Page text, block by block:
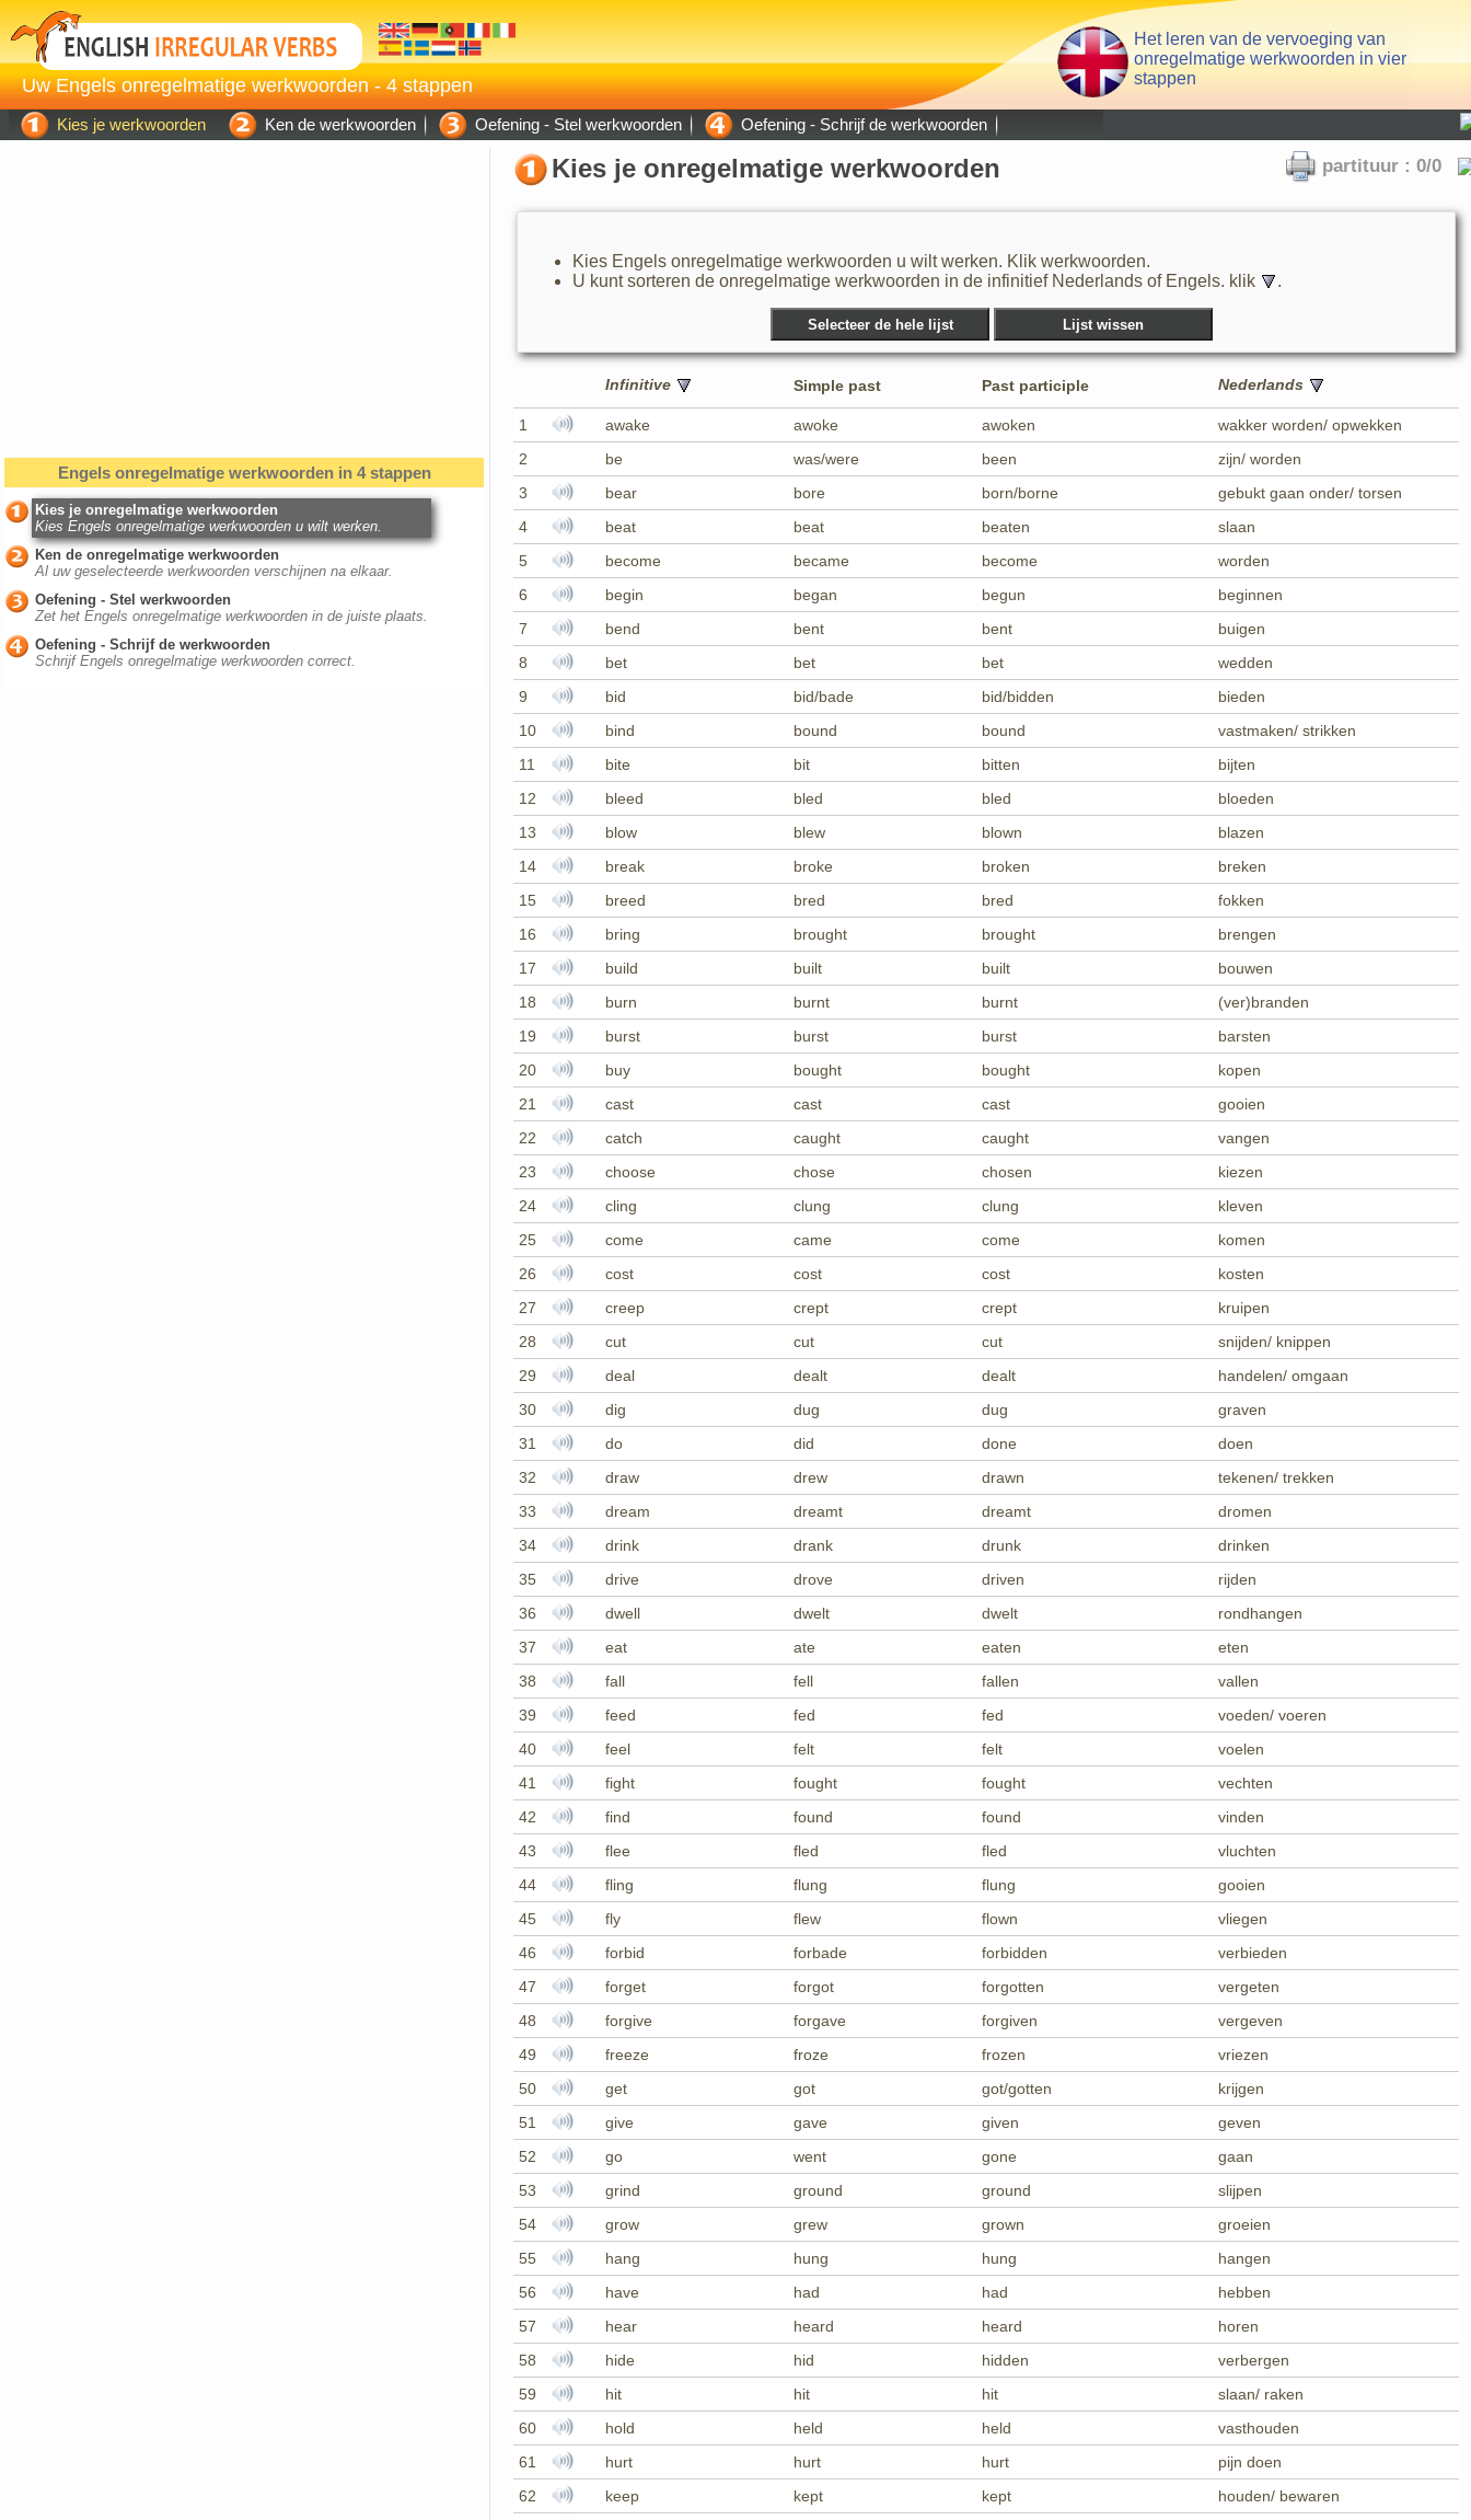
Het leren van de vervoeging van
onregelmatige werkwoorden in vier
stappen
Uw Engels onregelmatige werkwoorden - 4 stappen
Kies je werkwoorden Ken de werkwoorden Oefening - Stel werkwoorden Oefening - Schrijf de werkwoorden
Engels onregelmatige werkwoorden in 4 stappen
Kies je onregelmatige werkwoorden
Kies Engels onregelmatige werkwoorden u wilt werken.
Ken de onregelmatige werkwoorden
Al uw geselecteerde werkwoorden verschijnen na elkaar.
Oefening - Stel werkwoorden
Zet het Engels onregelmatige werkwoorden in de juiste plaats.
Oefening - Schrijf de werkwoorden
Schrijf Engels onregelmatige werkwoorden correct.
Kies je onregelmatige werkwoorden partituur : 0/0
Kies Engels onregelmatige werkwoorden u wilt werken. Klik werkwoorden.
U kunt sorteren de onregelmatige werkwoorden in de infinitief Nederlands of Engels. klik
.
Infinitive Simple past Past participle Nederlands
1 awake awoke awoken
wakker worden/ opwekken
2
be was/were been
zijn/ worden
3
bear bore born/borne
gebukt gaan onder/ torsen
4
beat beat beaten
slaan
5
become became become
worden
6
begin began begun
beginnen
7
bend bent bent
buigen
8
bet bet bet
wedden
9
bid bid/bade bid/bidden
bieden
10
bind bound bound
vastmaken/ strikken
11
bite bit bitten
bijten
12
bleed bled bled
bloeden
13
blow blew blown
blazen
14
break broke broken
breken
15
breed bred bred
fokken
16
bring brought brought
brengen
17
build built built
bouwen
18
burn burnt burnt
(ver)branden
19
burst burst burst
barsten
20
buy bought bought
kopen
21
cast cast cast
gooien
22
catch caught caught
vangen
23
choose chose chosen
kiezen
24
cling clung clung
kleven
25
come came come
komen
26
cost cost cost
kosten
27
creep crept crept
kruipen
28
cut cut cut
snijden/ knippen
29
deal dealt dealt
handelen/ omgaan
30
dig dug dug
graven
31
do did done
doen
32
draw drew drawn
tekenen/ trekken
33
dream dreamt dreamt
dromen
34
drink drank drunk
drinken
35
drive drove driven
rijden
36
dwell dwelt dwelt
rondhangen
37
eat ate eaten
eten
38
fall fell fallen
vallen
39
feed fed fed
voeden/ voeren
40
feel felt felt
voelen
41
fight fought fought
vechten
42
find found found
vinden
43
flee fled fled
vluchten
44
fling flung flung
gooien
45
fly flew flown
vliegen
46
forbid forbade forbidden
verbieden
47
forget forgot forgotten
vergeten
48
forgive forgave forgiven
vergeven
49
freeze froze frozen
vriezen
50
get got got/gotten
krijgen
51
give gave given
geven
52
go went gone
gaan
53
grind ground ground
slijpen
54
grow grew grown
groeien
55
hang hung hung
hangen
56
have had had
hebben
57
hear heard heard
horen
58
hide hid hidden
verbergen
59
hit hit hit
slaan/ raken
60
hold held held
vasthouden
61
hurt hurt hurt
pijn doen
62
keep kept kept
houden/ bewaren